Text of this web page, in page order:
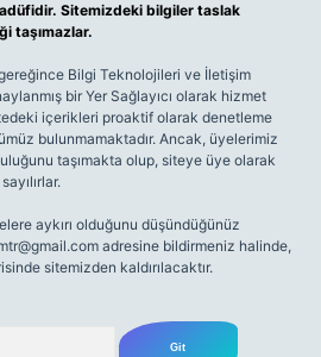
Sitemizdeki bilgiler taslak
taşımazlar.
Bilgi Teknolojileri ve İletişim
bir Yer Sağlayıcı olarak hizmet
içerikleri proaktif olarak denetleme
bulunmamaktadır. Ancak, üyelerimiz
taşımakta olup, siteye üye olarak
aykırı olduğunu düşündüğünüz
adresine bildirmeniz halinde,
sitemizden kaldırılacaktır.